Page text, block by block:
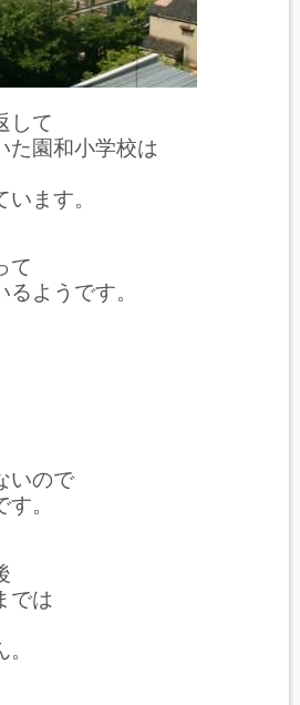
して
た園和小学校は
ます。
て
ようです。
いので
。
では